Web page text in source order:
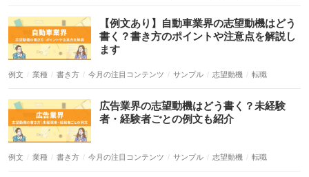
例文 業種 書き方 今月の注目コンテンツ サンプル 志望動機 転職
例文 業種 書き方 今月の注目コンテンツ サンプル 志望動機 転職